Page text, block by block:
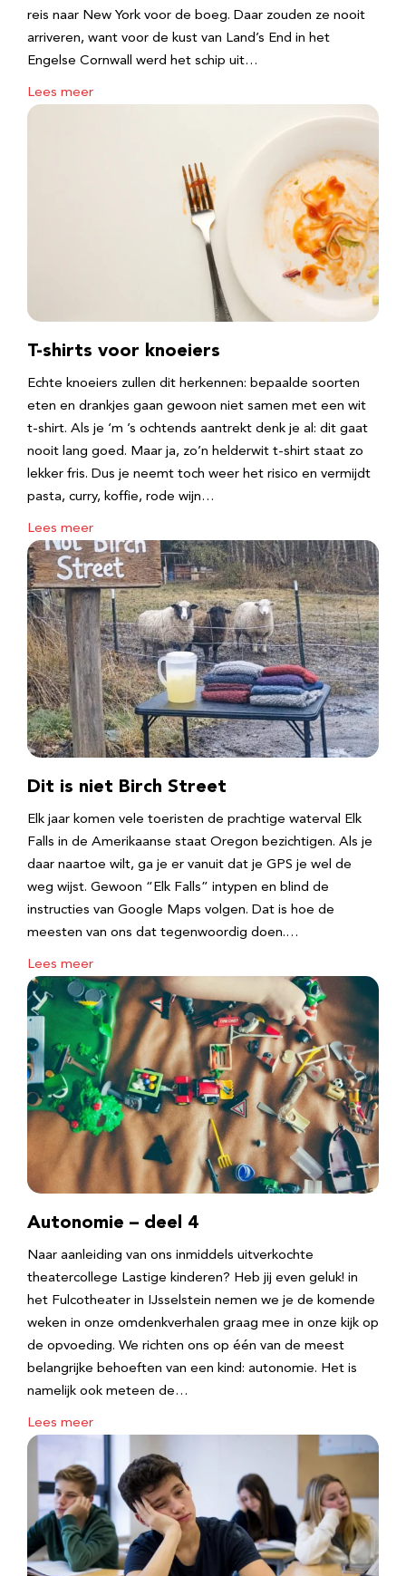
reis naar New York voor de boeg. Daar zouden ze nooit
arriveren, want voor de kust van Land’s End in het
Engelse Cornwall werd het schip uit…
Lees meer
T-shirts voor knoeiers
Echte knoeiers zullen dit herkennen: bepaalde soorten
eten en drankjes gaan gewoon niet samen met een wit
t-shirt. Als je ‘m ’s ochtends aantrekt denk je al: dit gaat
nooit lang goed. Maar ja, zo’n helderwit t-shirt staat zo
lekker fris. Dus je neemt toch weer het risico en vermijdt
pasta, curry, koffie, rode wijn…
Lees meer
Dit is niet Birch Street
Elk jaar komen vele toeristen de prachtige waterval Elk
Falls in de Amerikaanse staat Oregon bezichtigen. Als je
daar naartoe wilt, ga je er vanuit dat je GPS je wel de
weg wijst. Gewoon “Elk Falls” intypen en blind de
instructies van Google Maps volgen. Dat is hoe de
meesten van ons dat tegenwoordig doen.…
Lees meer
Autonomie – deel 4
Naar aanleiding van ons inmiddels uitverkochte
theatercollege Lastige kinderen? Heb jij even geluk! in
het Fulcotheater in IJsselstein nemen we je de komende
weken in onze omdenkverhalen graag mee in onze kijk op
de opvoeding. We richten ons op één van de meest
belangrijke behoeften van een kind: autonomie. Het is
namelijk ook meteen de…
Lees meer